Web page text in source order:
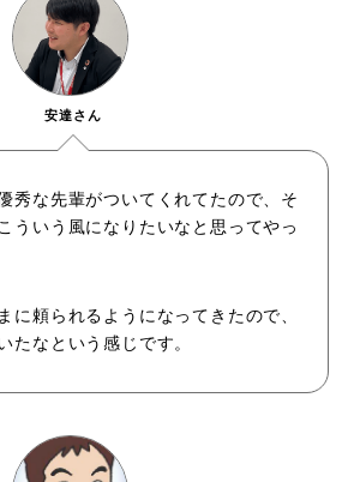
秀な先輩がついてくれてたので、そ
ういう風になりたいなと思ってやっ
に頼られるようになってきたので、
たなという感じです。
安達さん